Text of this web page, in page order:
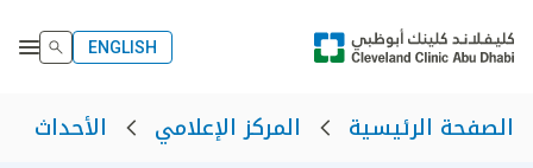
ENGLISH
الصفحة الرئيسية المركز الإعلامي الأحداث